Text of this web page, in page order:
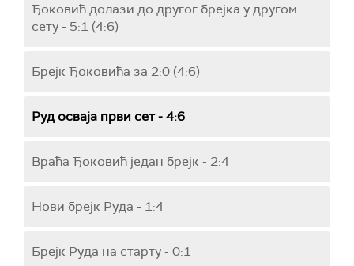
Ђоковић долази до другог брејка у другом
сету - 5:1 (4:6)
Брејк Ђоковића за 2:0 (4:6)
Руд осваја први сет - 4:6
Враћа Ђоковић један брејк - 2:4
Нови брејк Руда - 1:4
Брејк Руда на старту - 0:1